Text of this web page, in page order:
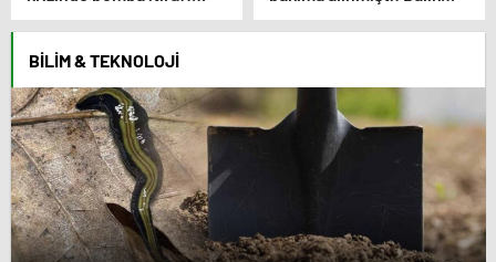
Neşe Karaböcek’in
Karaböcek açıklamalarıyla
ağızları açık bıraktı:
“Ablam bu evliliğe mecbur
etti”
Ayhan’ın kızından
BILIM & TEKNOLOJI